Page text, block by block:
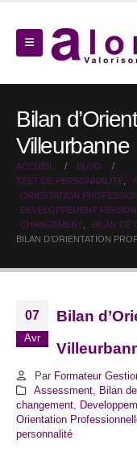
Bilan
Villeurbanne
ACCUEIL
BLOG
TEST DE PERSONNALITÉ
ORIENTATION
DEVELOPPEMENT
CHANGEMENT
BILAN DE
BILAN D’ORIENTATION
07
Avr
Bilan
Par Formateur
Assessment, Bilan
changement
Orientation
personnalité